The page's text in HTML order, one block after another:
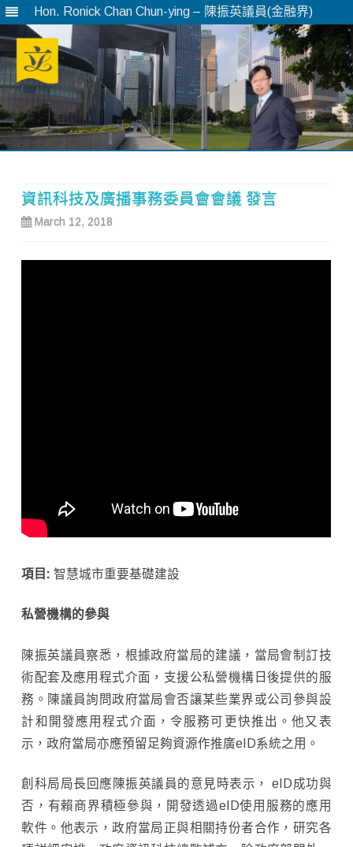
Hon. Ronick Chan Chun-ying – 陳振英議員(金融界)
資訊科技及廣播事務委員會會議 發言
March 12, 2018
項目:智慧城市重要基礎建設
私營機構的參與
陳振英議員察悉，根據政府當局的建議，當局會制訂技
術配套及應用程式介面，支援公私營機構日後提供的服
務。陳議員詢問政府當局會否讓某些業界或公司參與設
計和開發應用程式介面，令服務可更快推出。他又表
示，政府當局亦應預留足夠資源作推廣eID系統之用。
創科局局長回應陳振英議員的意見時表示， eID成功與
否，有賴商界積極參與，開發透過eID使用服務的應用
軟件。他表示，政府當局正與相關持份者合作，研究各